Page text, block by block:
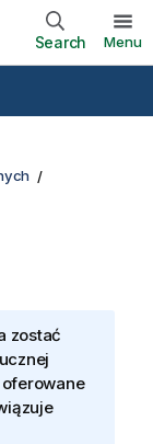
Search Menu
zostać